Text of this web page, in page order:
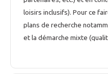
loisirs inclusifs). Pour ce
plans de recherche
et la démarche mixte